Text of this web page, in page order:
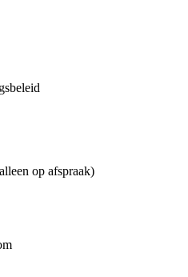
op afspraak)